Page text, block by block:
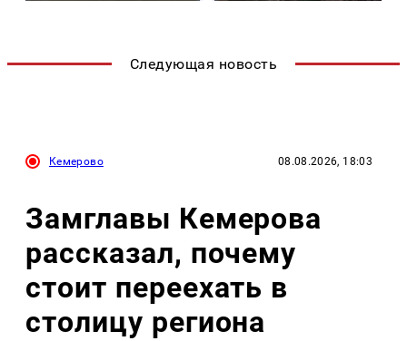
Следующая новость
Кемерово 08.08.2026, 18:03
Замглавы Кемерова
рассказал, почему
стоит переехать в
столицу региона